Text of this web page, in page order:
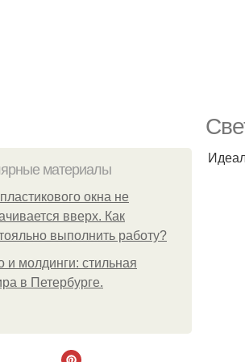
материалы
окна не
вверх. Как
выполнить работу?
и молдинги: стильная
в Петербурге.